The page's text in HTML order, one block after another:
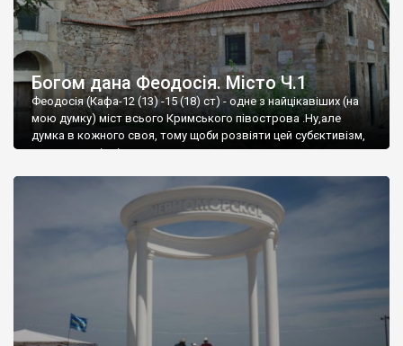
Богом дана Феодосія. Місто Ч.1
Феодосія (Кафа-12 (13) -15 (18) ст) - одне з найцікавіших (на
мою думку) міст всього Кримського півострова .Ну,але
думка в кожного своя, тому щоби розвіяти цей субєктивізм,
запрошую відвідати це